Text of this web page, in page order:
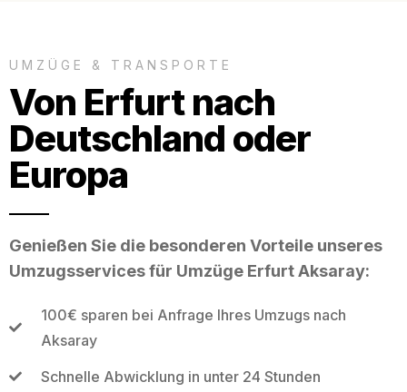
UMZÜGE & TRANSPORTE
Von Erfurt nach
Deutschland oder
Europa
Genießen Sie die besonderen Vorteile unseres
Umzugsservices für Umzüge Erfurt Aksaray:
100€ sparen bei Anfrage Ihres Umzugs nach
Aksaray
Schnelle Abwicklung in unter 24 Stunden